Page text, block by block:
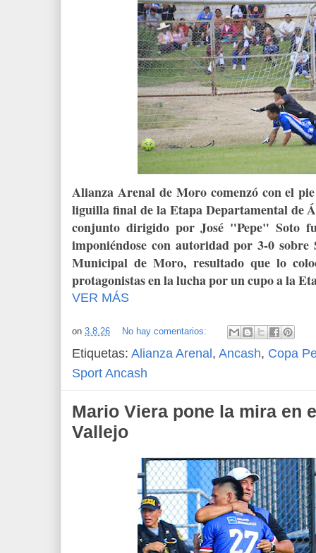
Alianza Arenal de Moro comenzó con el
liguilla final de la Etapa Departamental de
conjunto dirigido por José "Pepe" Soto
imponiéndose con autoridad por 3-0
Municipal de Moro, resultado que lo
protagonistas en la lucha por un cupo a la
VER MÁS
on 3.8.26 No hay comentarios:
Etiquetas: Alianza Arenal, Ancash, Copa
Sport Ancash
Mario Viera pone la mira en
Vallejo